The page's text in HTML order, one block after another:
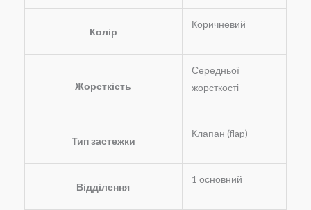
Колір
Коричневий
Жорсткість
Середньої
жорсткості
Тип застежки
Клапан (flap)
Відділення
1 основний